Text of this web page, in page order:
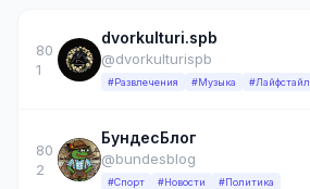
80
1
dvorkulturi.spb
@dvorkulturispb
#Развлечения #Музыка #Лайфстайл
80
2
БундесБлог
@bundesblog
#Спорт #Новости #Политика